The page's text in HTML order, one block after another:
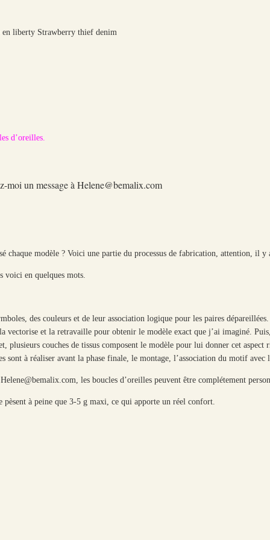
en liberty Strawberry thief denim
d’oreilles.
moi un message à Helene@bemalix.com
chaque modèle ? Voici une partie du processus de fabrication, attention, il y
voici en quelques mots.
des couleurs et de leur association logique pour les paires
vectorise et la retravaille pour obtenir le modèle exact que j’ai imaginé.
plusieurs couches de tissus composent le modèle pour lui donner cet
sont à réaliser avant la phase finale, le montage, l’association du motif avec
les boucles d’oreilles peuvent être complétement
à peine que 3-5 g maxi, ce qui apporte un réel confort.